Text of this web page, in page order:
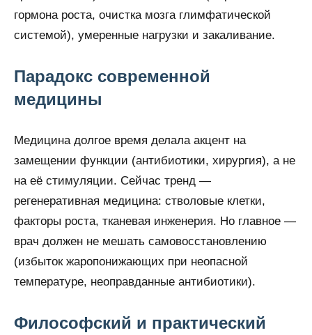
гормона роста, очистка мозга глимфатической
системой), умеренные нагрузки и закаливание.
Парадокс современной
медицины
Медицина долгое время делала акцент на
замещении функции (антибиотики, хирургия), а не
на её стимуляции. Сейчас тренд —
регенеративная медицина: стволовые клетки,
факторы роста, тканевая инженерия. Но главное —
врач должен не мешать самовосстановлению
(избыток жаропонижающих при неопасной
температуре, неоправданные антибиотики).
Философский и практический